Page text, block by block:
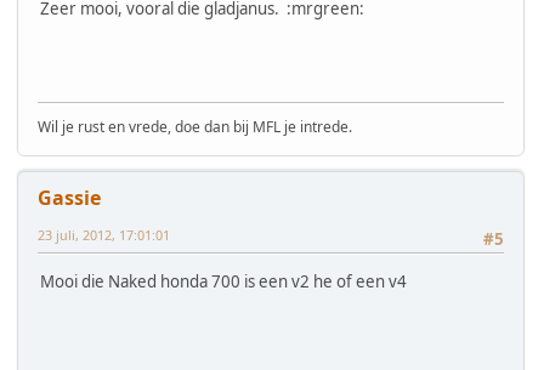
Zeer mooi, vooral die gladjanus. :mrgreen:
Wil je rust en vrede, doe dan bij MFL je intrede.
Gassie
#5
23 juli, 2012, 17:01:01
Mooi die Naked honda 700 is een v2 he of een v4